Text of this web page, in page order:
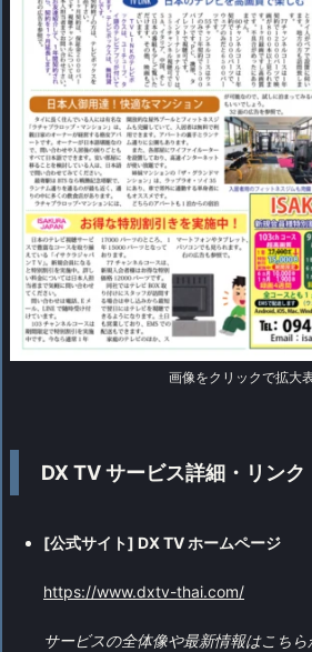
画像をクリックで拡大
DX TV サービス詳細・リンク
[公式サイト] DX TV ホームページ
https://www.dxtv-thai.com/
サービスの全体像や最新情報はこち